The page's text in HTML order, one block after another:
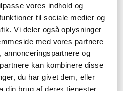
vores indhold og
til sociale medier og
Vi deler også oplysninger
med vores partnere
annonceringspartnere og
kan kombinere disse
du har givet dem, eller
din brug af deres tjenester.
perfekt. Genom att träna på
eller spela spelkonsol kan du
och reaktionsförmåga på ett
sätt. Vilken produkt passar dig
till en lek med
Action-